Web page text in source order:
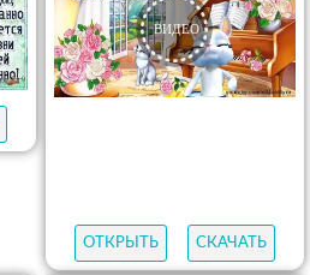
ОТКРЫТЬ СКАЧАТЬ